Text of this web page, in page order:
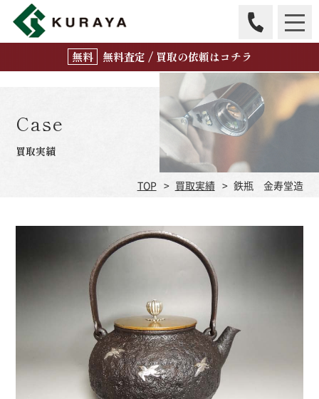
無料査定 / 買取の依頼はコチラ
Case
買取実績
TOP 買取実績 鉄瓶 金寿堂造